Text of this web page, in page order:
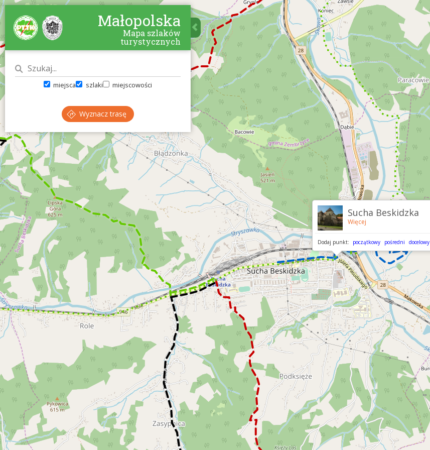
Sucha Beskidzka
Więcej
Dodaj punkt: początkowy pośredni docelowy
Małopolska
Mapa szlaków
turystycznych
miejsca szlaki miejscowości
Wyznacz trasę